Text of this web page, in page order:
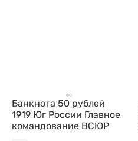
Банкнота 50 рублей
1919 Юг России Главное
командование ВСЮР